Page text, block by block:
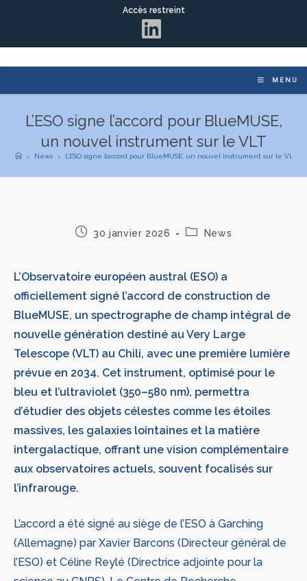
Accès restreint
MENU
L’ESO signe l’accord pour BlueMUSE,
un nouvel instrument sur le VLT
> News > L’ESO signe l’accord pour BlueMUSE, un nouvel instrument sur le VLT
30 janvier 2026 News
L’Observatoire européen austral (ESO) a
officiellement signé l’accord de construction de
BlueMUSE, un spectrographe de champ intégral de
nouvelle génération destiné au Very Large
Telescope (VLT) au Chili, avec une première lumière
prévue en 2034. Cet instrument, optimisé pour le
bleu et l’ultraviolet (350–580 nm), permettra
d’étudier des objets célestes comme les étoiles
massives, les galaxies lointaines et la matière
intergalactique, offrant une vision complémentaire
aux observatoires actuels, souvent focalisés sur
l’infrarouge.
L’accord a été signé au siège de l’ESO à Garching
(Allemagne) par Xavier Barcons (Directeur général de
l’ESO) et Céline Reylé (Directrice adjointe pour la